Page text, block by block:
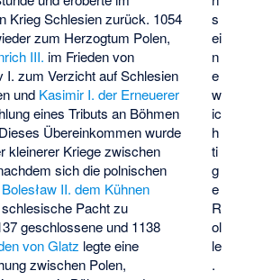
s
ei
n
e
w
ic
h
ti
g
e
R
ol
le
.
Krieg Schlesien zurück. 1054
zum Herzogtum Polen,
III. im Frieden von
I. zum Verzicht auf Schlesien
und Kasimir I. der Erneuerer
eines Tributs an Böhmen
Übereinkommen wurde
kleinerer Kriege zwischen
sich die polnischen
Bolesław II. dem Kühnen
Pacht zu
geschlossene und 1138
von Glatz legte eine
zwischen Polen,